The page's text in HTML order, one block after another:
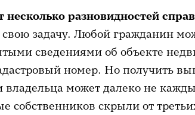
несколько разновидностей
задачу. Любой гражданин
сведениями об объекте
номер. Но получить
может далеко не
собственников скрыли от